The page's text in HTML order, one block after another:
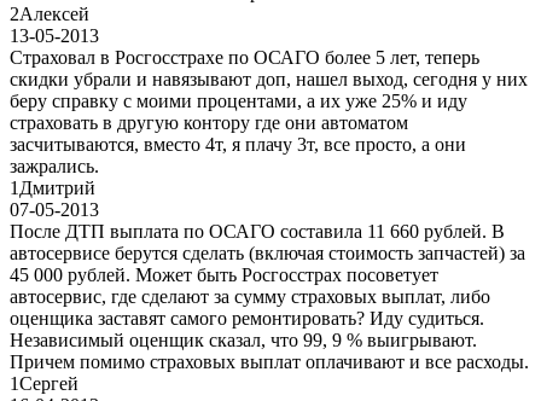
2Алексей
13-05-2013
Страховал в Росгосстрахе по ОСАГО более 5 лет, теперь
скидки убрали и навязывают доп, нашел выход, сегодня у них
беру справку с моими процентами, а их уже 25% и иду
страховать в другую контору где они автоматом
засчитываются, вместо 4т, я плачу 3т, все просто, а они
зажрались.
1 Дмитрий
07-05-2013
После ДТП выплата по ОСАГО составила 11 660 рублей. В
автосервисе берутся сделать (включая стоимость запчастей) за
45 000 рублей. Может быть Росгосстрах посоветует
автосервис, где сделают за сумму страховых выплат, либо
оценщика заставят самого ремонтировать? Иду судиться.
Независимый оценщик сказал, что 99, 9 % выигрывают.
Причем помимо страховых выплат оплачивают и все расходы.
1Сергей